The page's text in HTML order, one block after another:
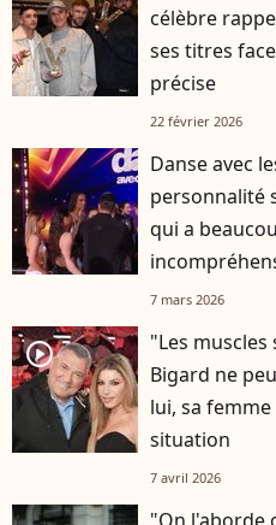
célèbre
ses titres
précise
22 février 2026
Danse avec
personnalité
qui a
7 mars 2026
player2
"Les
Bigard ne
lui, sa
situation
7 avril 2026